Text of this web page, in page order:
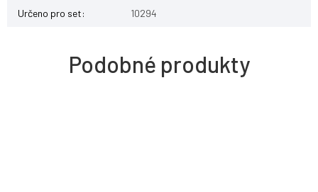
Určeno pro set: 10294